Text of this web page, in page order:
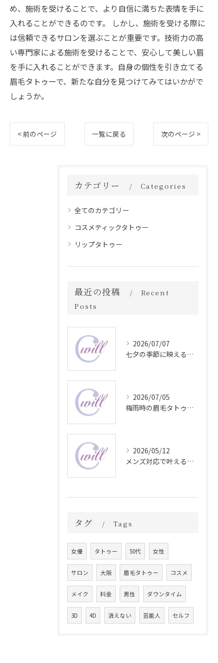
め、施術を受けることで、より自信に満ちた表情を手に
入れることができるのです。 しかし、施術を受ける際に
は信頼できるサロンを選ぶことが重要です。技術力の高
い専門家による施術を受けることで、安心して美しい眉
を手に入れることができます。自身の個性を引き立てる
眉毛タトゥーで、新たな自分を見つけてみてはいかがで
しょうか。
< 前のページ 一覧に戻る 次のページ >
カテゴリー Categories
全てのカテゴリー
コスメティックタトゥー
リップタトゥー
最近の投稿
Recent
Posts
2026/07/07
七夕の季節に映える眉毛タトゥー技術
2026/07/05
梅雨時の眉毛タトゥー美容法
2026/05/12
メンズ対応で叶える自然な眉毛タトゥーの魅力
タグ Tags
女優 タトゥー 50代 女性
サロン 大阪 眉毛タトゥー コスメ
メイク 料金 男性 ダウンタイム
3D 4D 消えない 芸能人 セルフ